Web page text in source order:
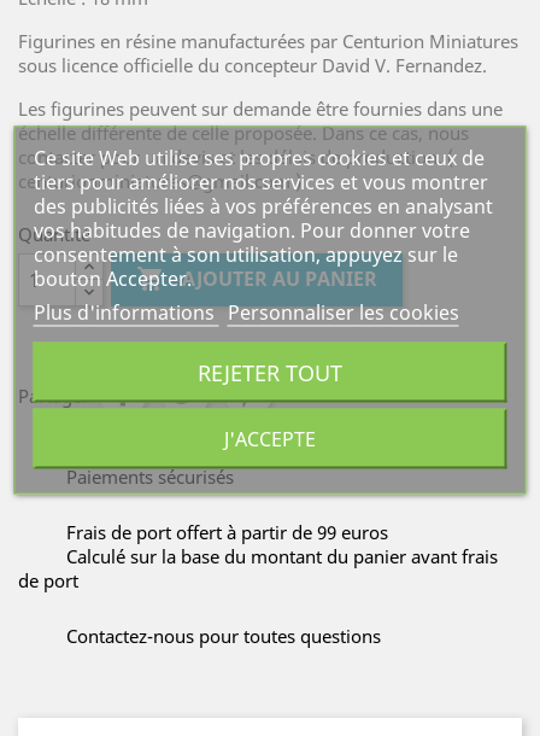
Figurines en résine manufacturées par Centurion Miniatures
sous licence officielle du concepteur David V. Fernandez.
Les figurines peuvent sur demande être fournies dans une
échelle différente de celle proposée. Dans ce cas, nous
contacter pour un devis et les délais de production. (
centurionminiatures@gmail.com )
Quantité
 AJOUTER AU PANIER
Partager
Paiements sécurisés
Frais de port offert à partir de 99 euros
Calculé sur la base du montant du panier avant frais
de port
Contactez-nous pour toutes questions
Ce site Web utilise ses propres cookies et ceux de
tiers pour améliorer nos services et vous montrer
des publicités liées à vos préférences en analysant
vos habitudes de navigation. Pour donner votre
consentement à son utilisation, appuyez sur le
bouton Accepter.
Plus d'informations Personnaliser les cookies
REJETER TOUT
J'ACCEPTE